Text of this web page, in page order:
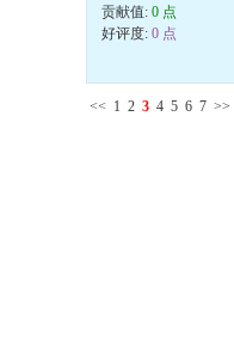
贡献值: 0 点
好评度: 0 点
<< 1 2 3 4 5 6 7 >>